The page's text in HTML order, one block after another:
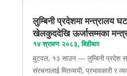
लुम्बिनी प्रदेशमा मन्त्रालय
खेलकुददेखि ऊर्जासम्मका
१४ श्रावण २०८३, बिहीबार
बुटवल, १३ साउन — लुम्बिनी प्रदेश
संरचनालाई मितव्ययी, प्रभावकारी र